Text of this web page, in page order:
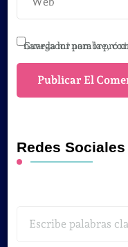
Guarda mi nombre, correo electrónico y web en
Redes Sociales